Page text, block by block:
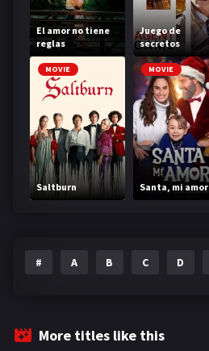
El amor no tiene
reglas
Juego de
secretos
MOVIE
Saltburn
MOVIE
Santa, mi amor
# A B C D
More titles like this